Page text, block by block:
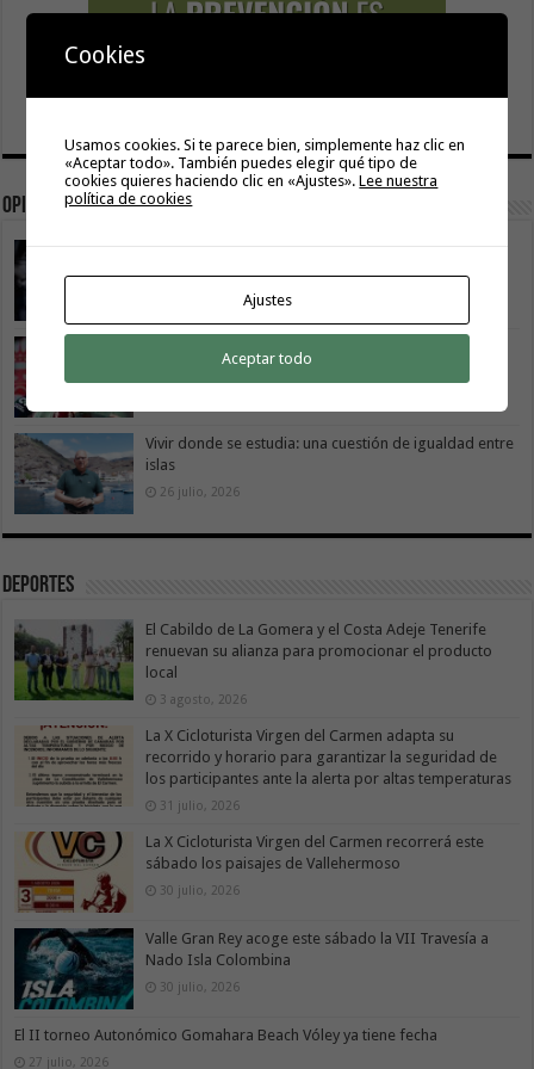
Opinión
La movilidad también construye isla
9 agosto, 2026
Vivir donde se estudia: una cuestión de igualdad entre
islas
26 julio, 2026
Deportes
El Cabildo de La Gomera y el Costa Adeje Tenerife
renuevan su alianza para promocionar el producto
local
3 agosto, 2026
La X Cicloturista Virgen del Carmen adapta su
recorrido y horario para garantizar la seguridad de
los participantes ante la alerta por altas temperaturas
31 julio, 2026
La X Cicloturista Virgen del Carmen recorrerá este
sábado los paisajes de Vallehermoso
30 julio, 2026
Valle Gran Rey acoge este sábado la VII Travesía a
Nado Isla Colombina
30 julio, 2026
El II torneo Autonómico Gomahara Beach Vóley ya tiene fecha
27 julio, 2026
Cookies
Usamos cookies. Si te parece bien, simplemente haz clic en
«Aceptar todo». También puedes elegir qué tipo de
cookies quieres haciendo clic en «Ajustes».Lee nuestra
política de cookies
Ajustes
Aceptar todo